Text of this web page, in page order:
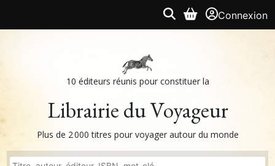
Connexion
10 éditeurs réunis pour constituer la
Librairie du Voyageur
Plus de 2 000 titres pour voyager autour du monde